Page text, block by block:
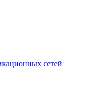
сетей